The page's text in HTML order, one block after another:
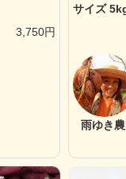
3,750円
サイズ
雨ゆき農